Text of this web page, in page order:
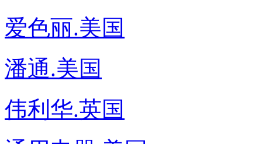
爱色丽.美国
潘通.美国
伟利华.英国